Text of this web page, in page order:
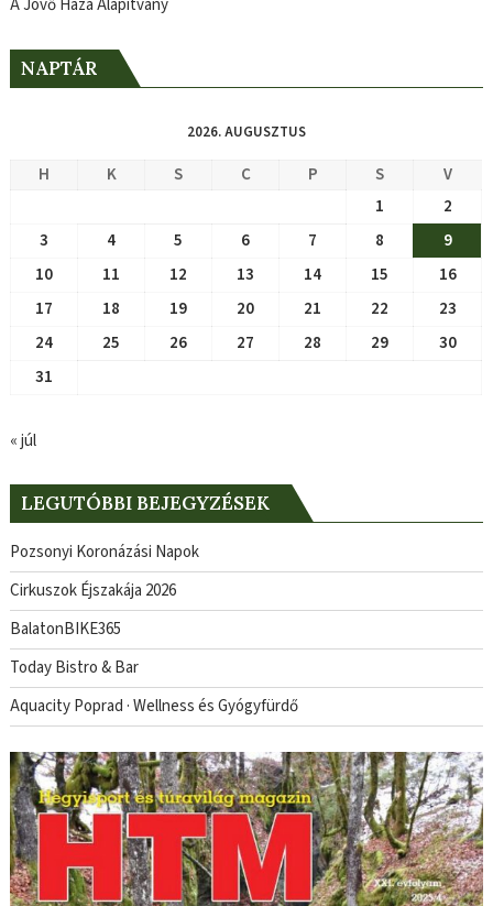
A Jövő Háza Alapítvány
NAPTÁR
2026. AUGUSZTUS
H K S C P S
V
1
2
3
4 5 6 7 8
9
10
11 12 13 14 15
16
17
18 19 20 21 22
23
24
25 26 27 28 29
30
31
« júl
LEGUTÓBBI BEJEGYZÉSEK
Pozsonyi Koronázási Napok
Cirkuszok Éjszakája 2026
BalatonBIKE365
Today Bistro & Bar
Aquacity Poprad · Wellness és Gyógyfürdő